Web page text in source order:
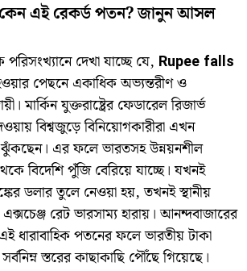
এই রেকর্ড পতন? জানুন আসল
দেখা যাচ্ছে যে, Rupee falls
পেছনে একাধিক অভ্যন্তরীণ ও
মার্কিন যুক্তরাষ্ট্রের ফেডারেল রিজার্ভ
বিশ্বজুড়ে বিনিয়োগকারীরা এখন
ঝুঁকছেন। এর ফলে ভারতসহ উন্নয়নশীল
বিদেশি পুঁজি বেরিয়ে যাচ্ছে। যখনই
ডলার তুলে নেওয়া হয়, তখনই স্থানীয়
এক্সচেঞ্জ রেট ভারসাম্য হারায়। আনন্দবাজারের
ধারাবাহিক পতনের ফলে ভারতীয় টাকা
স্তরের কাছাকাছি পৌঁছে গিয়েছে।